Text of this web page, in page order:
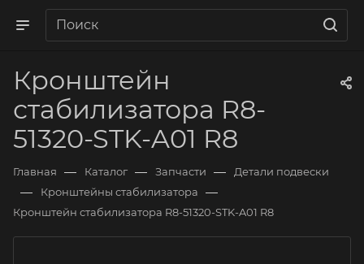
Кронштейн
стабилизатора R8-
51320-STK-A01 R8
Главная — Каталог — Запчасти — Детали подвески
— Кронштейны стабилизатора —
Кронштейн стабилизатора R8-51320-STK-A01 R8